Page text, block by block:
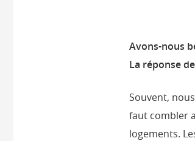
Avons-nous
La réponse de
Souvent,
faut combler
logements.